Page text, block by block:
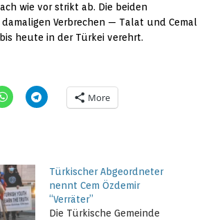
wie vor strikt ab. Die beiden
Verbrechen — Talat und Cemal
heute in der Türkei verehrt.
More
Türkischer Abgeordneter
nennt Cem Özdemir
“Verräter”
Die Türkische Gemeinde